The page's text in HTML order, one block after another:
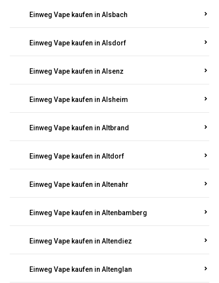
Einweg Vape kaufen in Alsbach
Einweg Vape kaufen in Alsdorf
Einweg Vape kaufen in Alsenz
Einweg Vape kaufen in Alsheim
Einweg Vape kaufen in Altbrand
Einweg Vape kaufen in Altdorf
Einweg Vape kaufen in Altenahr
Einweg Vape kaufen in Altenbamberg
Einweg Vape kaufen in Altendiez
Einweg Vape kaufen in Altenglan